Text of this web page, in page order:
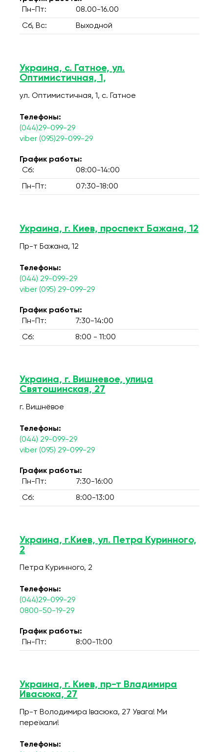
Пн-Пт:
08.00-16.00
Сб, Вс: Выходной
Украина, с. Гатное, ул.
Оптимистичная, 1,
ул. Оптимистичная, 1, c. Гатное
Телефоны:
(044)29-099-29
viber (095)29-099-29
График работы:
Сб:
08:00-14:00
Пн-Пт: 07:30-18:00
Украина, г. Киев, проспект Бажана, 12
Пр-т Бажана, 12
Телефоны:
(044) 29-099-29
viber (095) 29-099-29
График работы:
Пн-Пт:
7:30-14:00
Сб: 8:00 - 11:00
Украина, г. Вишневое, улица
Святошинская, 27
г. Вишнёвое
Телефоны:
(044) 29-099-29
viber (095) 29-099-29
График работы:
Пн-Пт:
7:30-16:00
Сб: 8:00-13:00
Украина, г.Киев, ул. Петра Куринного,
2
Петра Куринного, 2
Телефоны:
(044)29-099-29
0800-50-19-29
График работы:
Пн-Пт:
8:00-11:00
Украина, г. Киев, пр-т Владимира
Ивасюка, 27
Пр-т Володимира Івасюка, 27 Увага! Ми
переїхали!
Телефоны: